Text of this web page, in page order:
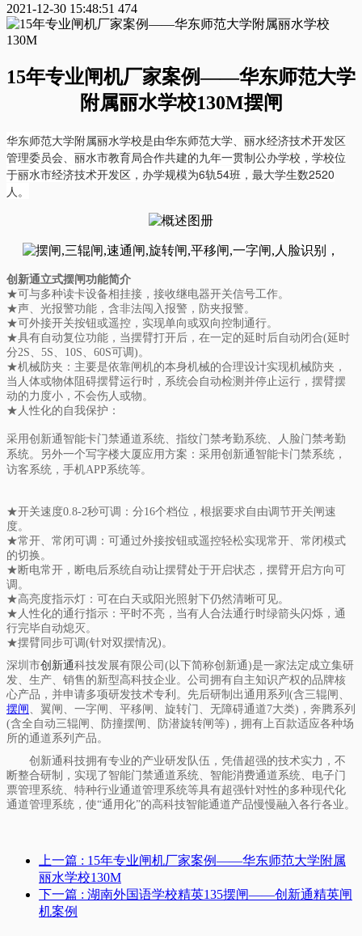
2021-12-30 15:48:51 474
15年专业闸机厂家案例——华东师范大学
附属丽水学校130M摆闸
华东师范大学附属丽水学校是由华东师范大学、丽水经济技术开发区
管理委员会、丽水市教育局合作共建的九年一贯制公办学校，学校位
于丽水市经济技术开发区，办学规模为6轨54班，最大学生数2520
人。
创新通立式摆闸功能简介
★可与多种读卡设备相挂接，接收继电器开关信号工作。
★声、光报警功能，含非法闯入报警，防夹报警。
★可外接开关按钮或遥控，实现单向或双向控制通行。
★具有自动复位功能，当摆臂打开后，在一定的延时后自动闭合(延时
分2S、5S、10S、60S可调)。
★机械防夹：主要是依靠闸机的本身机械的合理设计实现机械防夹，
当人体或物体阻碍摆臂运行时，系统会自动检测并停止运行，摆臂摆
动的力度小，不会伤人或物。
★人性化的自我保护：
采用创新通智能卡门禁通道系统、指纹门禁考勤系统、人脸门禁考勤
系统。另外一个写字楼大厦应用方案：采用创新通智能卡门禁系统，
访客系统，手机APP系统等。
★开关速度0.8-2秒可调：分16个档位，根据要求自由调节开关闸速
度。
★常开、常闭可调：可通过外接按钮或遥控轻松实现常开、常闭模式
的切换。
★断电常开，断电后系统自动让摆臂处于开启状态，摆臂开启方向可
调。
★高亮度指示灯：可在白天或阳光照射下仍然清晰可见。
★人性化的通行指示：平时不亮，当有人合法通行时绿箭头闪烁，通
行完毕自动熄灭。
★摆臂同步可调(针对双摆情况)。
深圳市创新通科技发展有限公司(以下简称创新通)是一家法定成立集研
发、生产、销售的新型高科技企业。公司拥有自主知识产权的品牌核
心产品，并申请多项研发技术专利。先后研制出通用系列(含三辊闸、
摆闸 、翼闸、一字闸、平移闸、旋转门、无障碍通道7大类)，奔腾系列
(含全自动三辊闸、防撞摆闸、防潜旋转闸等)，拥有上百款适应各种场
所的通道系列产品。
创新通科技拥有专业的产业研发队伍，凭借超强的技术实力，不
断整合研制，实现了智能门禁通道系统、智能消费通道系统、电子门
票管理系统、特种行业通道管理系统等具有超强针对性的多种现代化
通道管理系统，使“通用化”的高科技智能通道产品慢慢融入各行各业。
上一篇 : 15年专业闸机厂家案例——华东师范大学附属
丽水学校130M
下一篇 : 湖南外国语学校精英135摆闸——创新通精英闸
机案例